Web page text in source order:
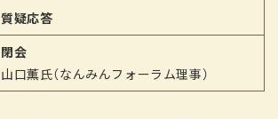
質疑応答
閉会
山口薫氏（なんみんフォーラム理事）